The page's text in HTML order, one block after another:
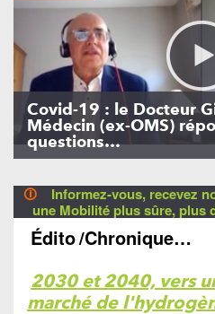
Covid-19 : le Docteur
Médecin (ex-OMS)
questions…
🛈
Informez-vous, recevez
une Mobilité plus sûre, plus
Édito/Chronique…
2030 et 2040, vers
marché de